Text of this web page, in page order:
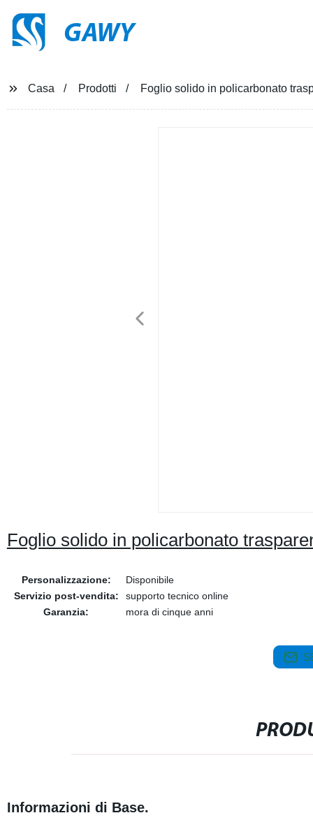
GAWY
Casa Prodotti Foglio solido in policarbonato
Foglio solido in policarbonato
Personalizzazione:
Disponibile
Servizio post-vendita:
supporto tecnico online
Garanzia:
mora di cinque anni
Informazioni di Base.